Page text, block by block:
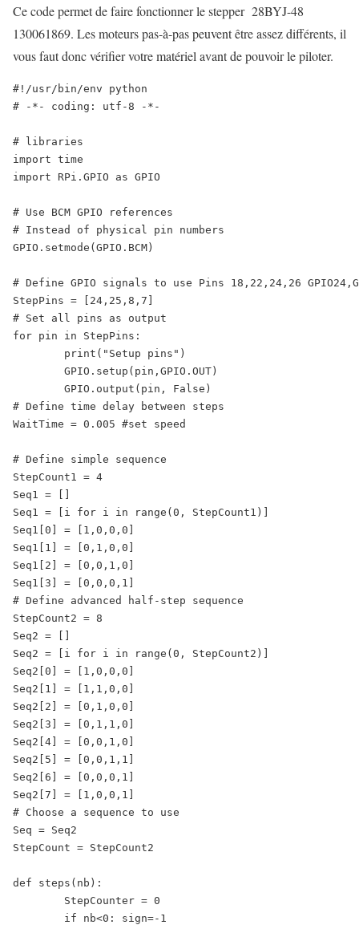
Ce code permet de faire fonctionner le stepper 28BYJ-48
130061869. Les moteurs pas-à-pas peuvent être assez différents, il
vous faut donc vérifier votre matériel avant de pouvoir le piloter.
#!/usr/bin/env python
# -*- coding: utf-8 -*-
# libraries
import time
import RPi.GPIO as GPIO
# Use BCM GPIO references
# Instead of physical pin numbers
GPIO.setmode(GPIO.BCM)
# Define GPIO signals to use Pins 18,22,24,26
StepPins = [24,25,8,7]
# Set all pins as output
for pin in StepPins:
        print("Setup pins")
        GPIO.setup(pin,GPIO.OUT)
        GPIO.output(pin, False)
# Define time delay between steps
WaitTime = 0.005 #set speed
# Define simple sequence
StepCount1 = 4
Seq1 = []
Seq1 = [i for i in range(0, StepCount1)]
Seq1[0] = [1,0,0,0]
Seq1[1] = [0,1,0,0]
Seq1[2] = [0,0,1,0]
Seq1[3] = [0,0,0,1]
# Define advanced half-step sequence
StepCount2 = 8
Seq2 = []
Seq2 = [i for i in range(0, StepCount2)]
Seq2[0] = [1,0,0,0]
Seq2[1] = [1,1,0,0]
Seq2[2] = [0,1,0,0]
Seq2[3] = [0,1,1,0]
Seq2[4] = [0,0,1,0]
Seq2[5] = [0,0,1,1]
Seq2[6] = [0,0,0,1]
Seq2[7] = [1,0,0,1]
# Choose a sequence to use
Seq = Seq2
StepCount = StepCount2
def steps(nb):
        StepCounter = 0
        if nb<0: sign=-1